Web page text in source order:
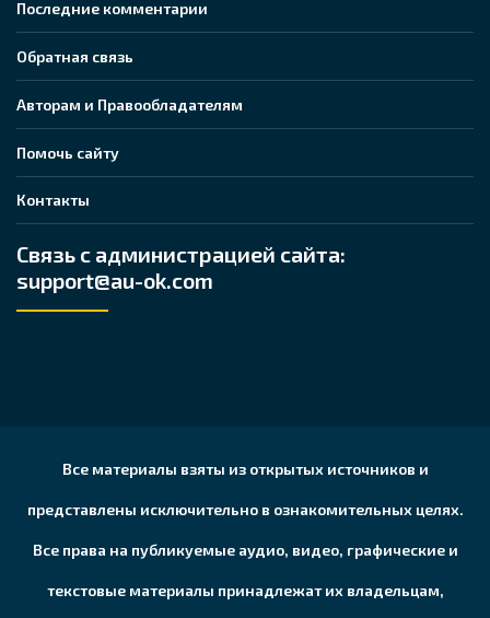
Последние комментарии
Обратная связь
Авторам и Правообладателям
Помочь сайту
Контакты
Связь с администрацией сайта:
support@au-ok.com
Все материалы взяты из открытых источников и
представлены исключительно в ознакомительных целях.
Все права на публикуемые аудио, видео, графические и
текстовые материалы принадлежат их владельцам,